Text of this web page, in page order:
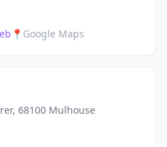
📍 Google Maps
68100 Mulhouse